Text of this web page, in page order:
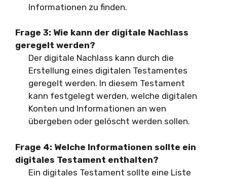
Informationen zu finden.
Frage 3: Wie kann der digitale Nachlass
geregelt werden?
Der digitale Nachlass kann durch die
Erstellung eines digitalen Testamentes
geregelt werden. In diesem Testament
kann festgelegt werden, welche digitalen
Konten und Informationen an wen
übergeben oder gelöscht werden sollen.
Frage 4: Welche Informationen sollte ein
digitales Testament enthalten?
Ein digitales Testament sollte eine Liste